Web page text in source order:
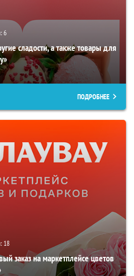
6
сладости, а также товары для
ПОДРОБНЕЕ
18
заказ на маркетплейсе цветов